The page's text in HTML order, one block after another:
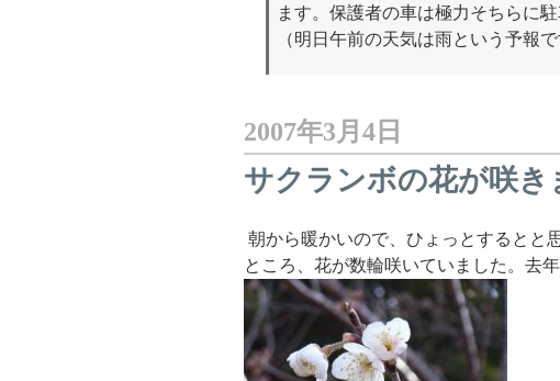
ます。保護者の車は極力そちらに駐
（明日午前の天気は雨という予報
2007年3月4日
サクランボの花が咲き
朝から暖かいので、ひょっとするとと
ところ、花が数輪咲いていました。去